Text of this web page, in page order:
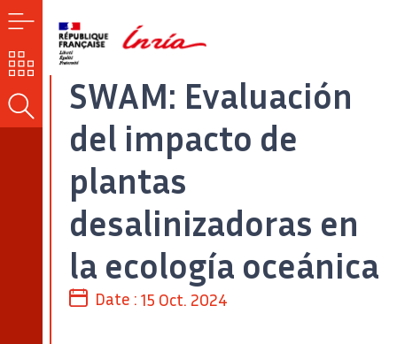
MENÚ
NUESTROS
RETOS
BUSCAR
SWAM: Evaluación
del impacto de
plantas
desalinizadoras en
la ecología oceánica
Date : 15 Oct. 2024